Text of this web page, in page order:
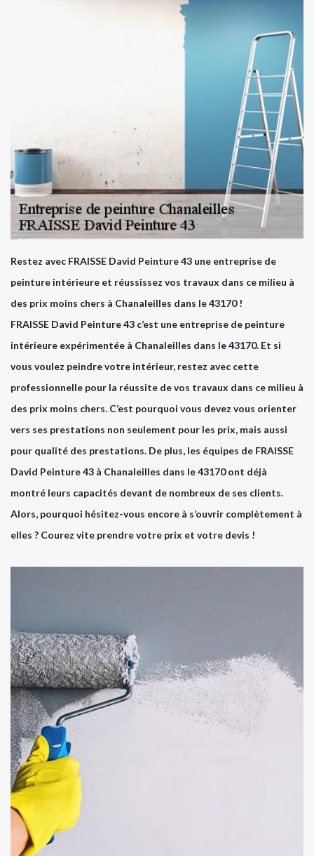
Restez avec FRAISSE David Peinture 43 une entreprise de
peinture intérieure et réussissez vos travaux dans ce milieu à
des prix moins chers à Chanaleilles dans le 43170 !
FRAISSE David Peinture 43 c’est une entreprise de peinture
intérieure expérimentée à Chanaleilles dans le 43170. Et si
vous voulez peindre votre intérieur, restez avec cette
professionnelle pour la réussite de vos travaux dans ce milieu à
des prix moins chers. C’est pourquoi vous devez vous orienter
vers ses prestations non seulement pour les prix, mais aussi
pour qualité des prestations. De plus, les équipes de FRAISSE
David Peinture 43 à Chanaleilles dans le 43170 ont déjà
montré leurs capacités devant de nombreux de ses clients.
Alors, pourquoi hésitez-vous encore à s’ouvrir complètement à
elles ? Courez vite prendre votre prix et votre devis !